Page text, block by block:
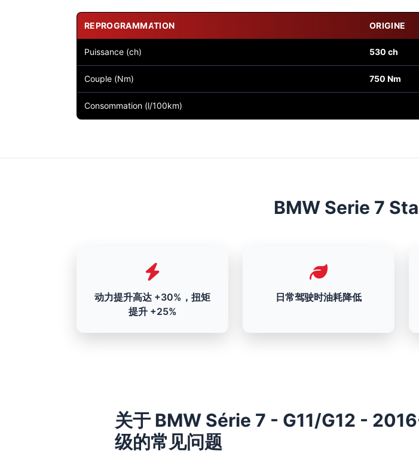
REPROGRAMMATION ORIGINE
Puissance (ch) 530 ch
Couple (Nm) 750 Nm
Consommation (l/100km)
BMW Serie 7
动力提升高达 +30%，扭矩
提升 +25%
日常驾驶时油耗降低
关于 BMW Série 7 - G11/G12 -
级的常见问题